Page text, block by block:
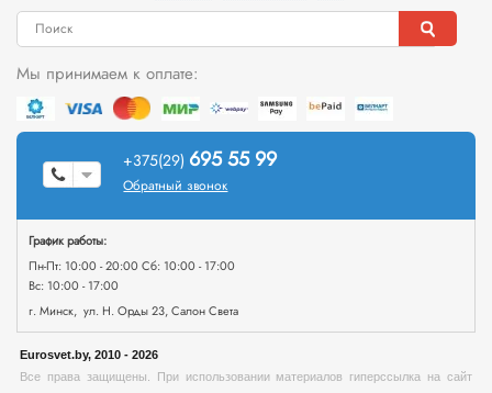
Мы принимаем к оплате:
+375(29) 695 55 99
Обратный звонок
График работы:
Пн-Пт: 10:00 - 20:00 Сб: 10:00 - 17:00
Вс: 10:00 - 17:00
г. Минск, ул. Н. Орды 23, Салон Света
Eurosvet.by, 2010 - 2026
Все права защищены. При использовании материалов гиперссылка на сайт